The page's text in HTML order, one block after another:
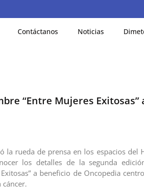
Contáctanos Noticias
“Entre Mujeres Exitosas”
la rueda de prensa en los espacios del
los detalles de la segunda
a beneficio de Oncopedia
cáncer.